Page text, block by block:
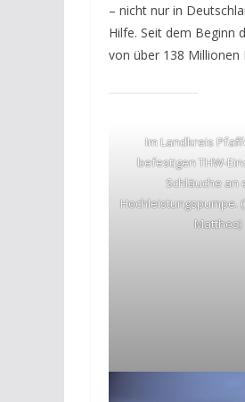
– nicht nur in
Hilfe. Seit dem Beginn
von über 138 Millionen
Im Landkreis
befestigen THW-
Schläuche an
Hochleistungspumpe.
Matthes)